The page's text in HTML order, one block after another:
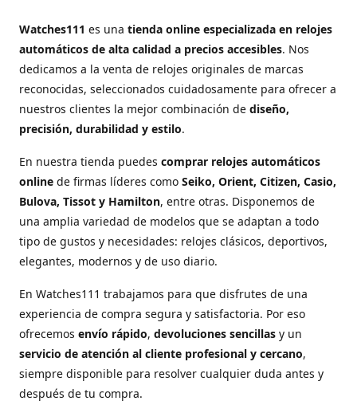
Watches111 es una tienda online especializada en relojes
automáticos de alta calidad a precios accesibles. Nos
dedicamos a la venta de relojes originales de marcas
reconocidas, seleccionados cuidadosamente para ofrecer a
nuestros clientes la mejor combinación de diseño,
precisión, durabilidad y estilo.
En nuestra tienda puedes comprar relojes automáticos
online de firmas líderes como Seiko, Orient, Citizen, Casio,
Bulova, Tissot y Hamilton, entre otras. Disponemos de
una amplia variedad de modelos que se adaptan a todo
tipo de gustos y necesidades: relojes clásicos, deportivos,
elegantes, modernos y de uso diario.
En Watches111 trabajamos para que disfrutes de una
experiencia de compra segura y satisfactoria. Por eso
ofrecemos envío rápido, devoluciones sencillas y un
servicio de atención al cliente profesional y cercano,
siempre disponible para resolver cualquier duda antes y
después de tu compra.